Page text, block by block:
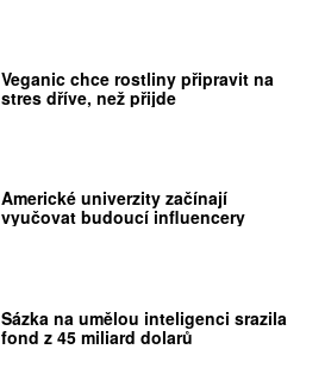
Veganic chce rostliny připravit na
stres dříve, než přijde
Americké univerzity začínají
vyučovat budoucí influencery
Sázka na umělou inteligenci srazila
fond z 45 miliard dolarů